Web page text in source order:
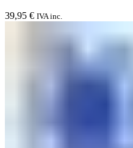
39,95 € IVA inc.